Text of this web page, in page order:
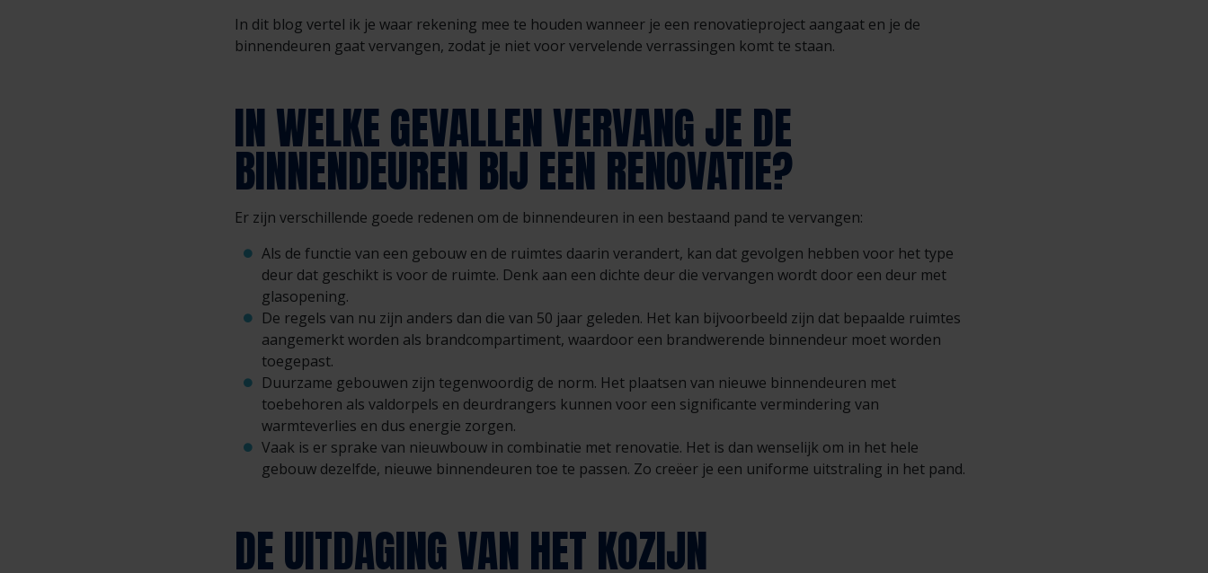
In dit blog vertel ik je waar rekening mee te houden wanneer je een renovatieproject aangaat en je de
binnendeuren gaat vervangen, zodat je niet voor vervelende verrassingen komt te staan.
IN WELKE GEVALLEN VERVANG JE DE
BINNENDEUREN BIJ EEN RENOVATIE?
Er zijn verschillende goede redenen om de binnendeuren in een bestaand pand te vervangen:
Als de functie van een gebouw en de ruimtes daarin verandert, kan dat gevolgen hebben voor het type
deur dat geschikt is voor de ruimte. Denk aan een dichte deur die vervangen wordt door een deur met
glasopening.
De regels van nu zijn anders dan die van 50 jaar geleden. Het kan bijvoorbeeld zijn dat bepaalde ruimtes
aangemerkt worden als brandcompartiment, waardoor een brandwerende binnendeur moet worden
toegepast.
Duurzame gebouwen zijn tegenwoordig de norm. Het plaatsen van nieuwe binnendeuren met
toebehoren als valdorpels en deurdrangers kunnen voor een significante vermindering van
warmteverlies en dus energie zorgen.
Vaak is er sprake van nieuwbouw in combinatie met renovatie. Het is dan wenselijk om in het hele
gebouw dezelfde, nieuwe binnendeuren toe te passen. Zo creëer je een uniforme uitstraling in het pand.
DE UITDAGING VAN HET KOZIJN